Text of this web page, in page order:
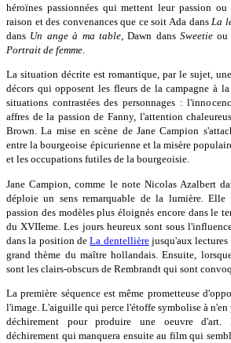
héroïnes passionnées qui mettent leur passion
raison et des convenances que ce soit Ada dans La
dans Un ange à ma table, Dawn dansSweetie ou
Portrait de femme
La situation décrite est romantique, par le sujet,
décors qui opposent les fleurs de la campagne à
situations contrastées des personnages :
affres de la passion de Fanny, l'attention
Brown. La mise en scène de Jane Campion
entre la bourgeoise épicurienne et la misère
et les occupations futiles de la bourgeoisie.
Jane Campion, comme le note Nicolas Azalbert
déploie un sens remarquable de la lumière. Elle
passion des modèles plus éloignés encore dans le
du XVIIeme. Les jours heureux sont sous
dans la position deLa dentellièrejusqu'aux lectures
grand thème du maître hollandais. Ensuite,
sont les clairs-obscurs de Rembrandt qui sont
La première séquence est même prometteuse
l'image. L'aiguille qui perce l'étoffe symbolise à n'en
déchirement pour produire une oeuvre d'art.
déchirement qui manquera ensuite au film qui